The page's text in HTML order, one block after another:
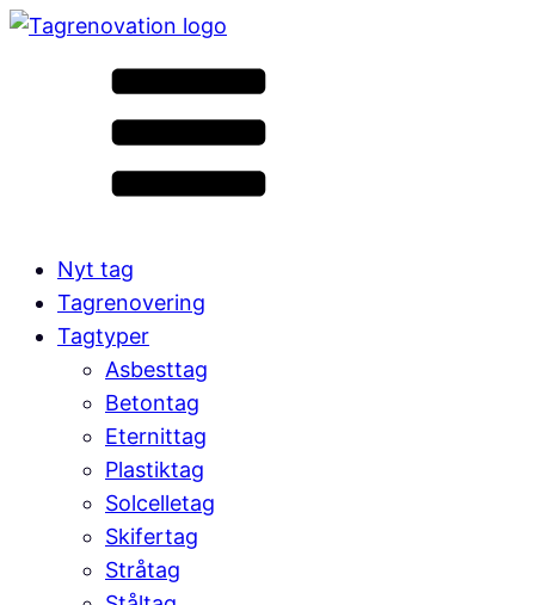
Nyt tag
Tagrenovering
Tagtyper
Asbesttag
Betontag
Eternittag
Plastiktag
Solcelletag
Skifertag
Stråtag